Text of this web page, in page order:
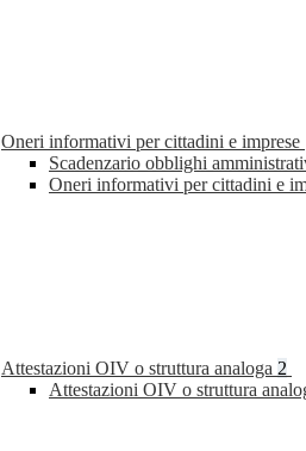
Oneri informativi per cittadini e imprese
Scadenzario obblighi
Oneri informativi per cittadini e
Attestazioni OIV o struttura analoga 2
Attestazioni OIV o struttura